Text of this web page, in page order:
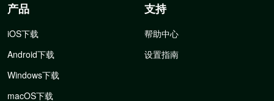
产品
iOS下载
Android下载
Windows下载
macOS下载
支持
帮助中心
设置指南